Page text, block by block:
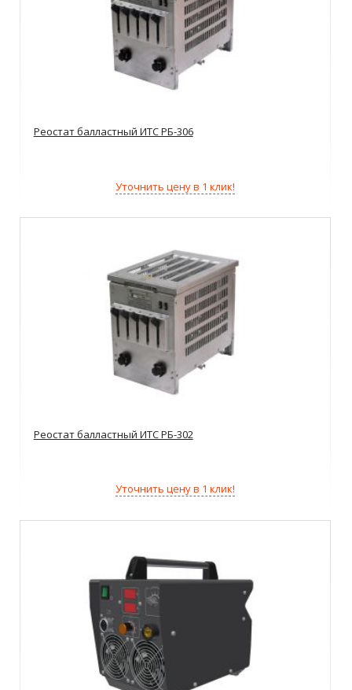
Реостат балластный ИТС РБ-306
Уточнить цену в 1 клик!
Реостат балластный ИТС РБ-302
Уточнить цену в 1 клик!